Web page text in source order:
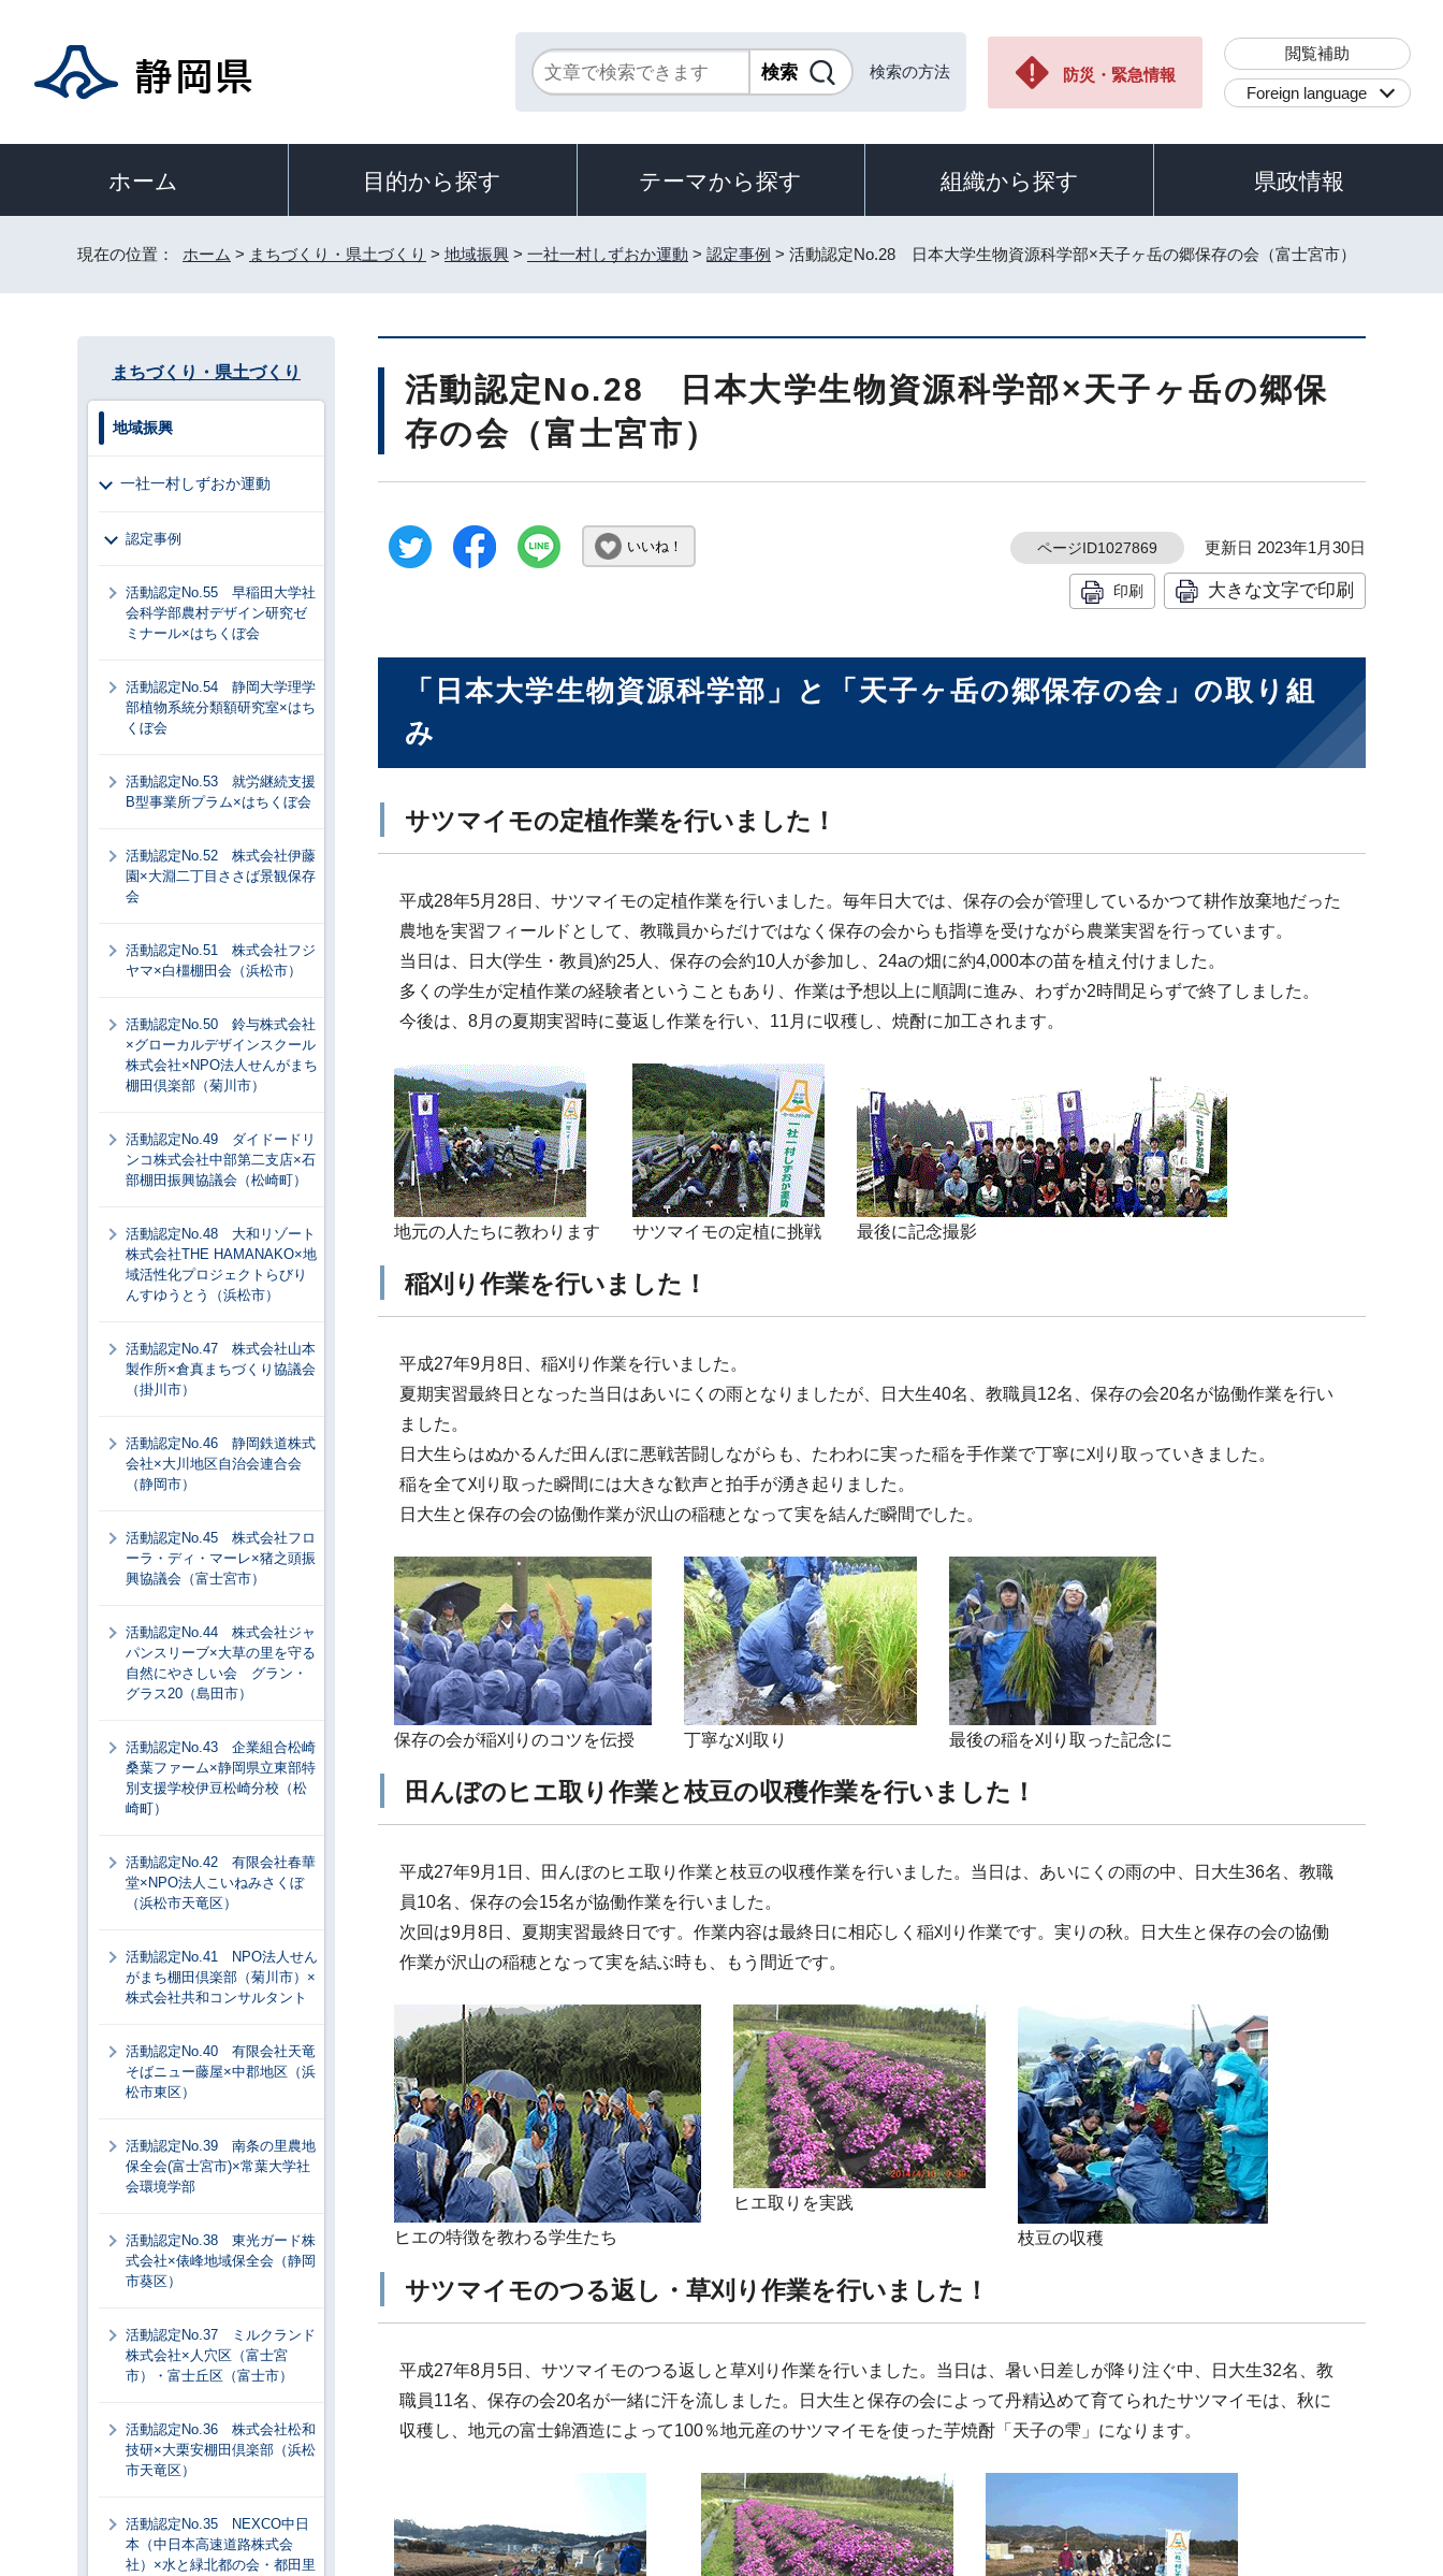
検索の方法 防災・緊急情報
閲覧補助
Foreign language
ホーム 目的から探す テーマから探す 組織から探す 県政情報
現在の位置： ホーム > まちづくり・県土づくり > 地域振興 > 一社一村しずおか運動 > 認定事例 > 活動認定No.28 日本大学生物資源科学部×天子ヶ岳の郷保存の会（富士宮市）
活動認定No.28 日本大学生物資源科学部×天子ヶ岳の郷保
存の会（富士宮市）
いいね！ ページID1027869 更新日 2023年1月30日
印刷 大きな文字で印刷
「日本大学生物資源科学部」と「天子ヶ岳の郷保存の会」の取り組
み
サツマイモの定植作業を行いました！
平成28年5月28日、サツマイモの定植作業を行いました。毎年日大では、保存の会が管理しているかつて耕作放棄地だった
農地を実習フィールドとして、教職員からだけではなく保存の会からも指導を受けながら農業実習を行っています。
当日は、日大(学生・教員)約25人、保存の会約10人が参加し、24aの畑に約4,000本の苗を植え付けました。
多くの学生が定植作業の経験者ということもあり、作業は予想以上に順調に進み、わずか2時間足らずで終了しました。
今後は、8月の夏期実習時に蔓返し作業を行い、11月に収穫し、焼酎に加工されます。
地元の人たちに教わります サツマイモの定植に挑戦 最後に記念撮影
稲刈り作業を行いました！
平成27年9月8日、稲刈り作業を行いました。
夏期実習最終日となった当日はあいにくの雨となりましたが、日大生40名、教職員12名、保存の会20名が協働作業を行い
ました。
日大生らはぬかるんだ田んぼに悪戦苦闘しながらも、たわわに実った稲を手作業で丁寧に刈り取っていきました。
稲を全て刈り取った瞬間には大きな歓声と拍手が湧き起りました。
日大生と保存の会の協働作業が沢山の稲穂となって実を結んだ瞬間でした。
保存の会が稲刈りのコツを伝授 丁寧な刈取り 最後の稲を刈り取った記念に
田んぼのヒエ取り作業と枝豆の収穫作業を行いました！
平成27年9月1日、田んぼのヒエ取り作業と枝豆の収穫作業を行いました。当日は、あいにくの雨の中、日大生36名、教職
員10名、保存の会15名が協働作業を行いました。
次回は9月8日、夏期実習最終日です。作業内容は最終日に相応しく稲刈り作業です。実りの秋。日大生と保存の会の協働
作業が沢山の稲穂となって実を結ぶ時も、もう間近です。
ヒエの特徴を教わる学生たち
ヒエ取りを実践
枝豆の収穫
サツマイモのつる返し・草刈り作業を行いました！
平成27年8月5日、サツマイモのつる返しと草刈り作業を行いました。当日は、暑い日差しが降り注ぐ中、日大生32名、教
職員11名、保存の会20名が一緒に汗を流しました。日大生と保存の会によって丹精込めて育てられたサツマイモは、秋に
収穫し、地元の富士錦酒造によって100％地元産のサツマイモを使った芋焼酎「天子の雫」になります。
まちづくり・県土づくり
地域振興
一社一村しずおか運動
認定事例
活動認定No.55 早稲田大学社
会科学部農村デザイン研究ゼ
ミナール×はちくぼ会
活動認定No.54 静岡大学理学
部植物系統分類額研究室×はち
くぼ会
活動認定No.53 就労継続支援
B型事業所プラム×はちくぼ会
活動認定No.52 株式会社伊藤
園×大淵二丁目ささば景観保存
会
活動認定No.51 株式会社フジ
ヤマ×白橿棚田会（浜松市）
活動認定No.50 鈴与株式会社
×グローカルデザインスクール
株式会社×NPO法人せんがまち
棚田倶楽部（菊川市）
活動認定No.49 ダイドードリ
ンコ株式会社中部第二支店×石
部棚田振興協議会（松崎町）
活動認定No.48 大和リゾート
株式会社THE HAMANAKO×地
域活性化プロジェクトらびり
んすゆうとう（浜松市）
活動認定No.47 株式会社山本
製作所×倉真まちづくり協議会
（掛川市）
活動認定No.46 静岡鉄道株式
会社×大川地区自治会連合会
（静岡市）
活動認定No.45 株式会社フロ
ーラ・ディ・マーレ×猪之頭振
興協議会（富士宮市）
活動認定No.44 株式会社ジャ
パンスリーブ×大草の里を守る
自然にやさしい会 グラン・
グラス20（島田市）
活動認定No.43 企業組合松崎
桑葉ファーム×静岡県立東部特
別支援学校伊豆松崎分校（松
崎町）
活動認定No.42 有限会社春華
堂×NPO法人こいねみさくぼ
（浜松市天竜区）
活動認定No.41 NPO法人せん
がまち棚田倶楽部（菊川市）×
株式会社共和コンサルタント
活動認定No.40 有限会社天竜
そばニュー藤屋×中郡地区（浜
松市東区）
活動認定No.39 南条の里農地
保全会(富士宮市)×常葉大学社
会環境学部
活動認定No.38 東光ガード株
式会社×俵峰地域保全会（静岡
市葵区）
活動認定No.37 ミルクランド
株式会社×人穴区（富士宮
市）・富士丘区（富士市）
活動認定No.36 株式会社松和
技研×大栗安棚田倶楽部（浜松
市天竜区）
活動認定No.35 NEXCO中日
本（中日本高速道路株式会
社）×水と緑北都の会・都田里